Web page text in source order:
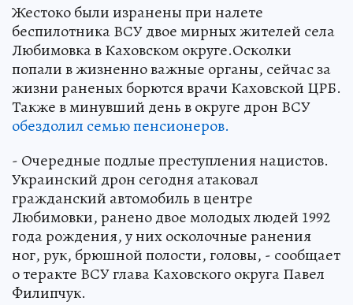
Жестоко были изранены при налете
беспилотника ВСУ двое мирных жителей села
Любимовка в Каховском округе.Осколки
попали в жизненно важные органы, сейчас за
жизни раненых борются врачи Каховской ЦРБ.
Также в минувший день в округе дрон ВСУ
обездолил семью пенсионеров.
- Очередные подлые преступления нацистов.
Украинский дрон сегодня атаковал
гражданский автомобиль в центре
Любимовки, ранено двое молодых людей 1992
года рождения, у них осколочные ранения
ног, рук, брюшной полости, головы, - сообщает
о теракте ВСУ глава Каховского округа Павел
Филипчук.